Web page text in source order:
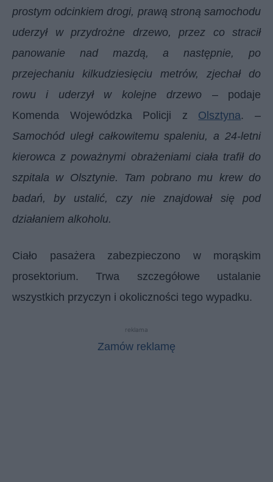
prostym odcinkiem drogi, prawą stroną samochodu
uderzył w przydrożne drzewo, przez co stracił
panowanie nad mazdą, a następnie, po
przejechaniu kilkudziesięciu metrów, zjechał do
rowu i uderzył w kolejne drzewo – podaje
Komenda Wojewódzka Policji z Olsztyna. –
Samochód uległ całkowitemu spaleniu, a 24-letni
kierowca z poważnymi obrażeniami ciała trafił do
szpitala w Olsztynie. Tam pobrano mu krew do
badań, by ustalić, czy nie znajdował się pod
działaniem alkoholu.
Ciało pasażera zabezpieczono w morąskim
prosektorium. Trwa szczegółowe ustalanie
wszystkich przyczyn i okoliczności tego wypadku.
reklama
Zamów reklamę